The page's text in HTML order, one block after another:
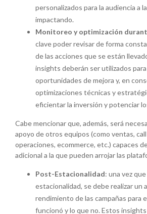
personalizados para la audiencia a
impactando.
Monitoreo y optimización
clave poder revisar de forma
de las acciones que se están
insights deberán ser utilizados
oportunidades de mejora y, en
optimizaciones técnicas y
eficientar la inversión y potenciar
Cabe mencionar que, además, será
apoyo de otros equipos (como ventas,
operaciones, ecommerce, etc.) capaces
adicional a la que pueden arrojar las
Post-Estacionalidad: una vez
estacionalidad, se debe realizar un
rendimiento de las campañas para
funcionó y lo que no. Estos